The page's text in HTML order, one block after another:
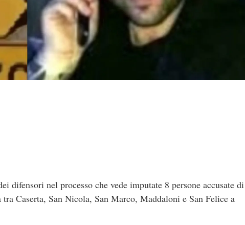
difensori nel processo che vede imputate 8 persone accusate di
Caserta, San Nicola, San Marco, Maddaloni e San Felice a